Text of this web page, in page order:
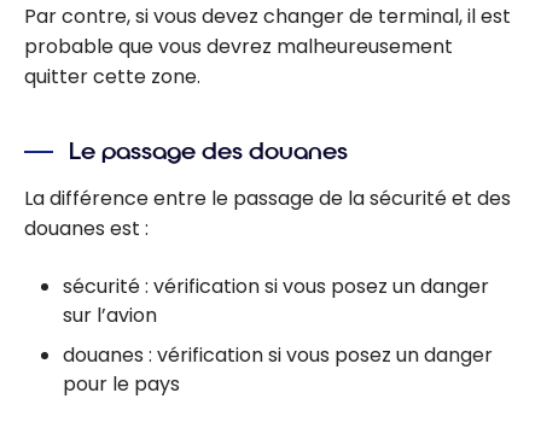
Par contre, si vous devez changer de terminal, il est
probable que vous devrez malheureusement
quitter cette zone.
Le passage des douanes
La différence entre le passage de la sécurité et des
douanes est :
sécurité : vérification si vous posez un danger
sur l’avion
douanes : vérification si vous posez un danger
pour le pays